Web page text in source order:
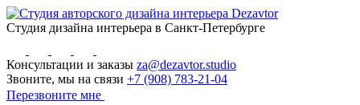
Студия дизайна интерьера в Санкт-Петербурге
Консультации и заказы za@dezavtor.studio
Звоните, мы на связи +7 (908) 783-21-04
Перезвоните мне